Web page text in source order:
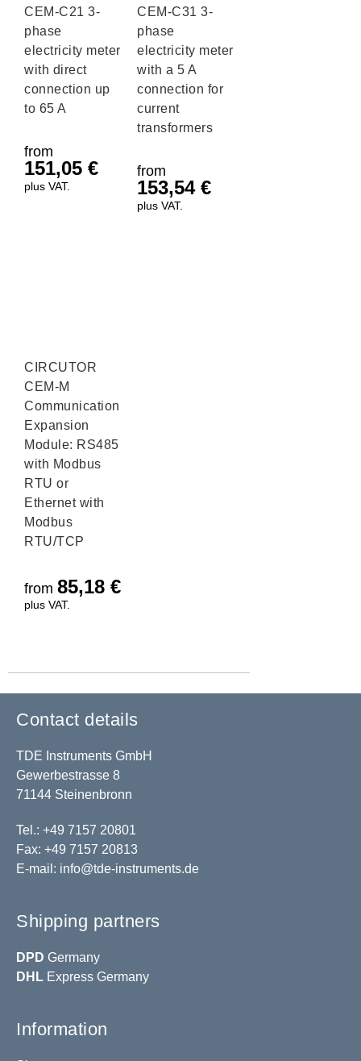
CEM-C21 3-
phase
electricity meter
with direct
connection up
to 65 A
from
151,05 €
plus VAT.
CEM-C31 3-
phase
electricity meter
with a 5 A
connection for
current
transformers
from
153,54 €
plus VAT.
CIRCUTOR
CEM-M
Communication
Expansion
Module: RS485
with Modbus
RTU or
Ethernet with
Modbus
RTU/TCP
from 85,18 €
plus VAT.
Contact details
TDE Instruments GmbH
Gewerbestrasse 8
71144 Steinenbronn
Tel.: +49 7157 20801
Fax: +49 7157 20813
E-mail: info@tde-instruments.de
Shipping partners
DPD Germany
DHL Express Germany
Information